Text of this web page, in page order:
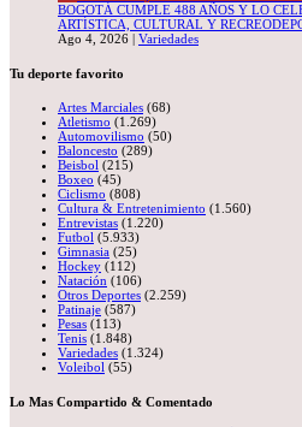
BOGOTÁ CUMPLE 488 AÑOS Y LO
ARTÍSTICA, CULTURAL Y
Ago 4, 2026 | Variedades
Tu deporte favorito
Artes Marciales (68)
Atletismo (1.269)
Automovilismo (50)
Baloncesto (289)
Beisbol (215)
Boxeo (45)
Ciclismo (808)
Cultura & Entretenimiento (1.560)
Entrevistas (1.220)
Futbol (5.933)
Gimnasia (25)
Hockey (112)
Natación (106)
Otros Deportes (2.259)
Patinaje (587)
Pesas (113)
Tenis (1.848)
Variedades (1.324)
Voleibol (55)
Lo Mas Compartido & Comentado